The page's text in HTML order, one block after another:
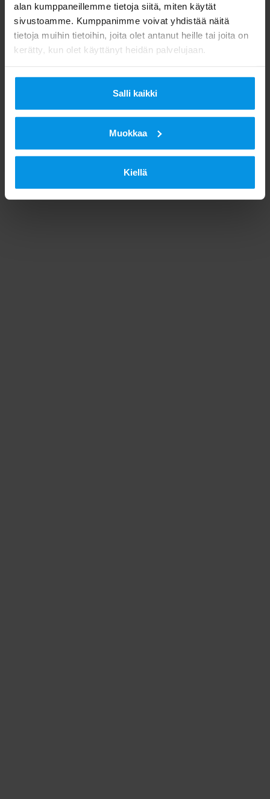
alan kumppaneillemme tietoja siitä, miten käytät
sivustoamme. Kumppanimme voivat yhdistää näitä
tietoja muihin tietoihin, joita olet antanut heille tai joita on
kerätty, kun olet käyttänyt heidän palvelujaan.
Salli kaikki
Muokkaa
Kiellä